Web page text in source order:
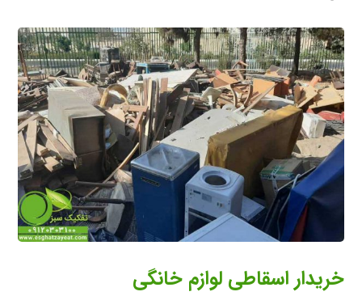
خریدار اسقاطی لوازم خانگی